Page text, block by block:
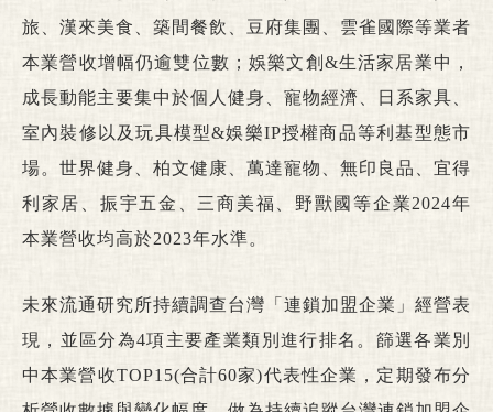
旅、漢來美食、築間餐飲、豆府集團、雲雀國際等業者
本業營收增幅仍逾雙位數；娛樂文創&生活家居業中，
成長動能主要集中於個人健身、寵物經濟、日系家具、
室內裝修以及玩具模型&娛樂IP授權商品等利基型態市
場。世界健身、柏文健康、萬達寵物、無印良品、宜得
利家居、振宇五金、三商美福、野獸國等企業2024年
本業營收均高於2023年水準。
未來流通研究所持續調查台灣「連鎖加盟企業」經營表
現，並區分為4項主要產業類別進行排名。篩選各業別
中本業營收TOP15(合計60家)代表性企業，定期發布分